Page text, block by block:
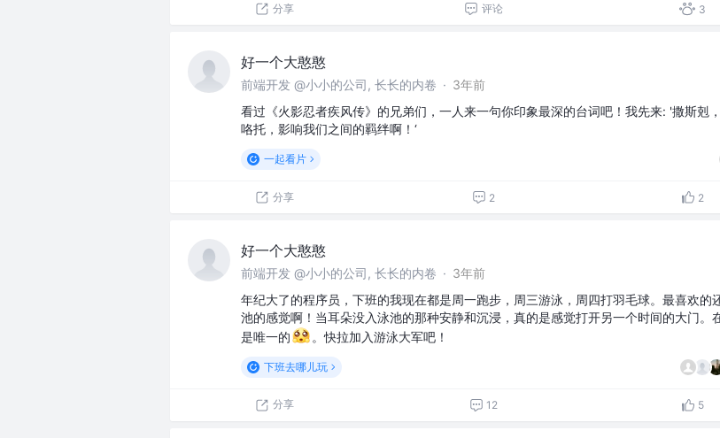
分享 评论 3
好一个大憨憨
前端开发 @小小的公司, 长长的内卷 · 3年前
看过《火影忍者疾风传》的兄弟们，一人来一句你印象最深的台词吧！我先来: '撒斯剋
咯托，影响我们之间的羁绊啊！‘
一起看片
分享 2 2
好一个大憨憨
前端开发 @小小的公司, 长长的内卷 · 3年前
年纪大了的程序员，下班的我现在都是周一跑步，周三游泳，周四打羽毛球。最喜欢的
池的感觉啊！当耳朵没入泳池的那种安静和沉浸，真的是感觉打开另一个时间的大门。
是唯一的
。快拉加入游泳大军吧！
下班去哪儿玩
分享 12 5